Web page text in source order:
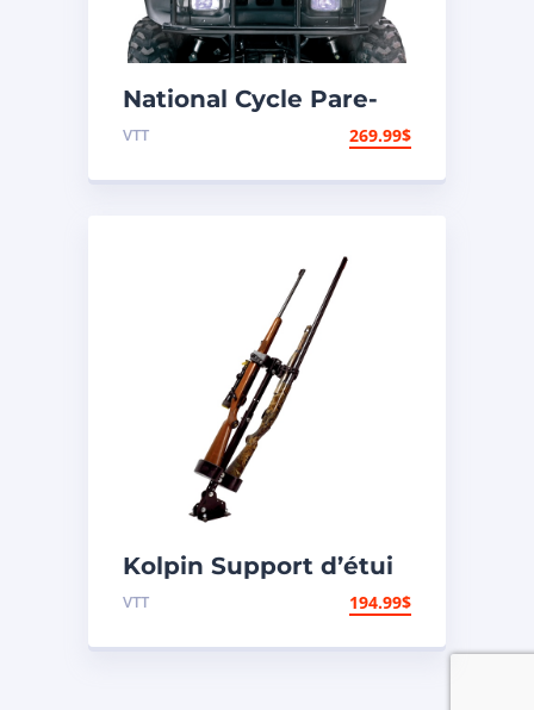
National Cycle Pare-
brise VTT Honda,
VTT 269.99$
Kolpin Support d’étui
à fusil pour UTV
VTT 194.99$